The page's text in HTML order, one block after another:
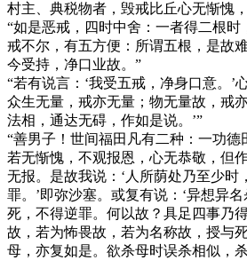
村主、典税物者，毁戒比丘心无惭愧
“如是恶戒，四时中舍：一者得二根
戒不尔，有五方便：所谓五根，是故
今受持，净口业故。”
“若有说言：‘我受五戒，净身口意。
众生无量，戒亦无量；物无量故，戒
法相，通达无碍，作如是说。’”
“善男子！世间福田凡有二种：一功
若无惭愧，不观报恩，心无恭敬，但
无报。是故我说：‘人所荫处乃至少时
罪。’即弥沙塞。或复有说：‘异想异
死，不得逆罪。何以故？具足四事乃
故，若为怖畏故，若为名称故，授与
母，亦复如是。欲杀母时误杀相似，